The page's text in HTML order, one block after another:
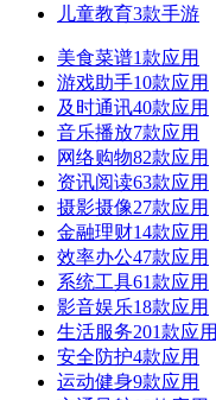
儿童教育3款手游
美食菜谱1款应用
游戏助手10款应用
及时通讯40款应用
音乐播放7款应用
网络购物82款应用
资讯阅读63款应用
摄影摄像27款应用
金融理财14款应用
效率办公47款应用
系统工具61款应用
影音娱乐18款应用
生活服务201款应用
安全防护4款应用
运动健身9款应用